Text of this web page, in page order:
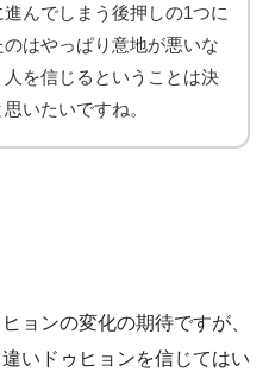
んでしまう後押しの1つに
はやっぱり意地が悪いな
人を信じるということは決
いたいですね。
ョンの変化の期待ですが、
いドゥヒョンを信じてはい